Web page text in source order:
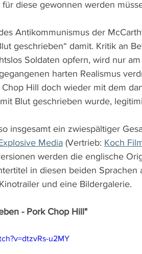
diese gewonnen werden
Antikommunismus der
geschrieben“ damit. Kritik an
Soldaten opfern, wird nur
harten Realismus
Hill doch wieder mit dem
Blut geschrieben wurde,
insgesamt ein zwiespältiger
Media (Vertrieb: Koch
werden die englische
in diesen beiden Sprachen
und eine Bildergalerie.
- Pork Chop Hill"
u2MY